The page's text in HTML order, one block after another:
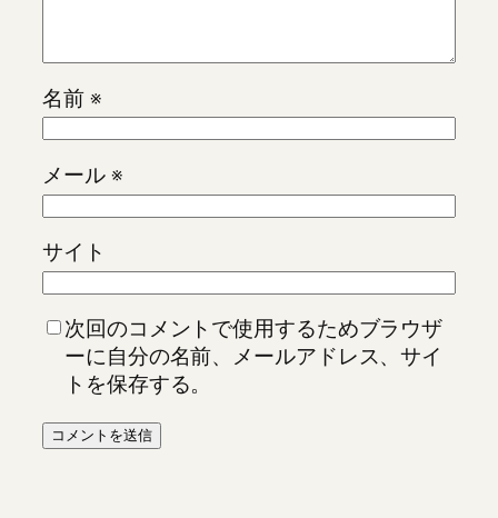
名前 ※
メール ※
サイト
次回のコメントで使用するためブラウザ
ーに自分の名前、メールアドレス、サイ
トを保存する。